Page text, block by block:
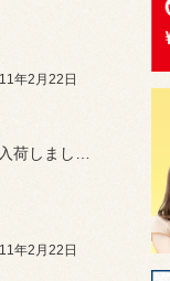
年2月22日
年2月22日